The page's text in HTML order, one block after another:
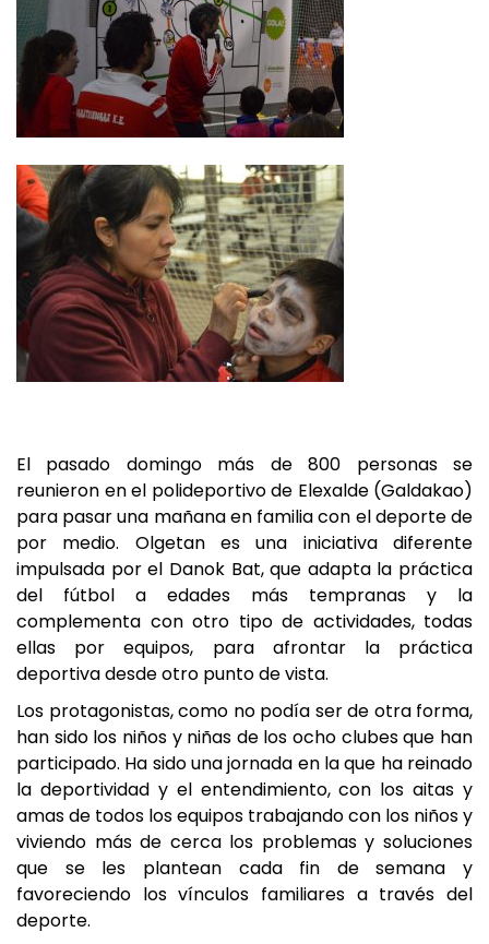
El pasado domingo más de 800 personas se
reunieron en el polideportivo de Elexalde (Galdakao)
para pasar una mañana en familia con el deporte de
por medio. Olgetan es una iniciativa diferente
impulsada por el Danok Bat, que adapta la práctica
del fútbol a edades más tempranas y la
complementa con otro tipo de actividades, todas
ellas por equipos, para afrontar la práctica
deportiva desde otro punto de vista.
Los protagonistas, como no podía ser de otra forma,
han sido los niños y niñas de los ocho clubes que han
participado. Ha sido una jornada en la que ha reinado
la deportividad y el entendimiento, con los aitas y
amas de todos los equipos trabajando con los niños y
viviendo más de cerca los problemas y soluciones
que se les plantean cada fin de semana y
favoreciendo los vínculos familiares a través del
deporte.